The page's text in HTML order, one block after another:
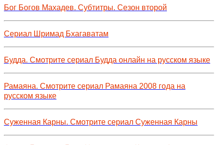
Бог Богов Махадев. Субтитры. Сезон второй
Сериал Шримад Бхагаватам
Будда. Смотрите сериал Будда онлайн на русском языке
Рамаяна. Смотрите сериал Рамаяна 2008 года на
русском языке
Суженная Карны. Смотрите сериал Суженная Карны